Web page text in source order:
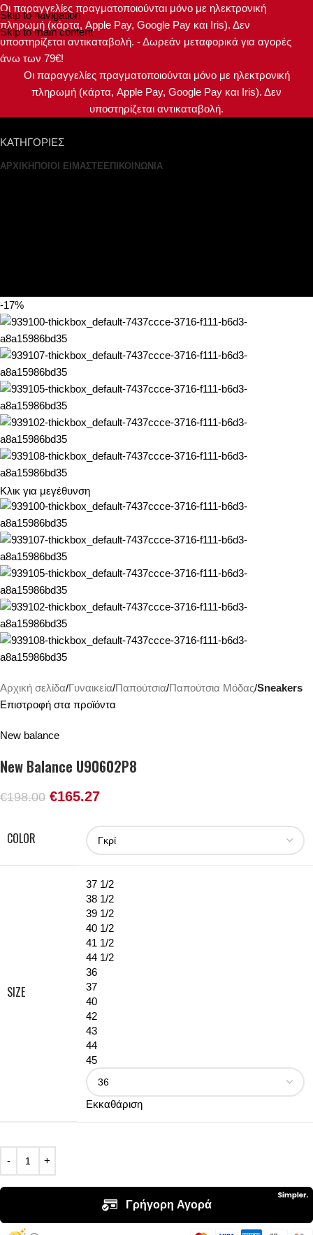
Skip to navigation
Skip to main content
Οι παραγγελίες πραγματοποιούνται μόνο με ηλεκτρονική
πληρωμή (κάρτα, Apple Pay, Google Pay και Iris). Δεν
υποστηρίζεται αντικαταβολή. - Δωρεάν μεταφορικά για αγορές
άνω των 79€!
Οι παραγγελίες πραγματοποιούνται μόνο με ηλεκτρονική
πληρωμή (κάρτα, Apple Pay, Google Pay και Iris). Δεν
υποστηρίζεται αντικαταβολή.
ΚΑΤΗΓΟΡΙΕΣ
ΑΡΧΙΚΗΠΟΙΟΙ ΕΙΜΑΣΤΕΕΠΙΚΟΙΝΩΝΙΑ
-17%
Κλικ για μεγέθυνση
Αρχική σελίδα Γυναικεία Παπούτσια Παπούτσια Μόδας Sneakers
Επιστροφή στα προϊόντα
New balance
New Balance U90602P8
€198.00 €165.27
COLOR
SIZE
37 1/2
38 1/2
39 1/2
40 1/2
41 1/2
44 1/2
36
37
40
42
43
44
45
Εκκαθάριση